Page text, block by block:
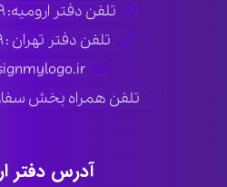
تلفن دفتر ارومیه: ۰۴۴۳۲۲۲۲۹۹۹
تلفن دفتر تهران : ۰۹۱۲۲۲۶۵۲۸۹
تلفن همراه بخش سفارش:
آدرس دفتر